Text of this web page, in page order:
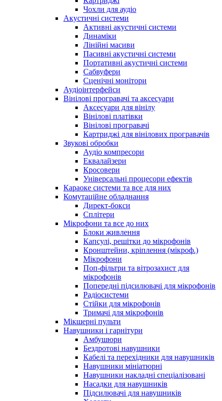
Чохли для аудіо
Акустичні системи
Активні акустичні системи
Динаміки
Лінійні масиви
Пасивні акустичні системи
Портативні акустичні системи
Сабвуфери
Сценічні монітори
Аудіоінтерфейси
Вінілові програвачі та аксесуари
Аксесуари для вінілу
Вінілові платівки
Вінілові програвачі
Картриджі для вінілових програвачів
Звукові обробки
Аудіо компресори
Еквалайзери
Кросовери
Універсальні процесори ефектів
Караоке системи та все для них
Комутаційне обладнання
Директ-бокси
Сплітери
Мікрофони та все до них
Блоки живлення
Капсулі, решітки до мікрофонів
Кронштейни, кріплення (мікроф.)
Мікрофони
Поп-фільтри та вітрозахист для
мікрофонів
Попередні підсилювачі для мікрофонів
Радіосистеми
Стійки для мікрофонів
Тримачі для мікрофонів
Мікшерні пульти
Навушники і гарнітури
Амбушюри
Бездротові навушники
Кабелі та перехідники для навушників
Навушники мініатюрні
Навушники накладні спеціалізовані
Насадки для навушників
Підсилювачі для навушників